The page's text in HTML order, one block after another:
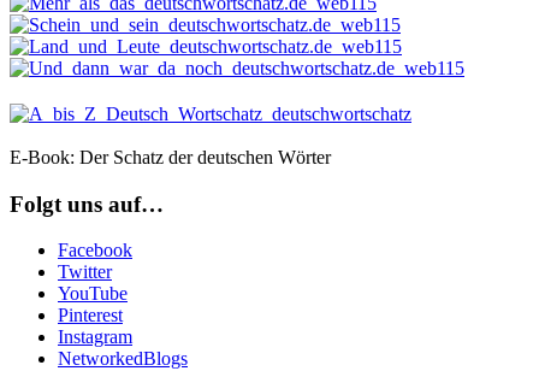
E-Book: Der Schatz der deutschen Wörter
Folgt uns auf…
Facebook
Twitter
YouTube
Pinterest
Instagram
NetworkedBlogs